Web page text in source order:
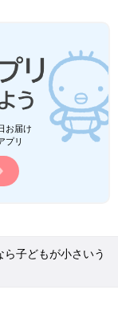
お届け
プリ
ら子どもが小さいう